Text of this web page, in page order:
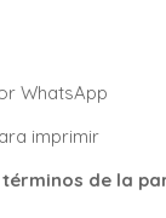
WhatsApp
imprimir
de la